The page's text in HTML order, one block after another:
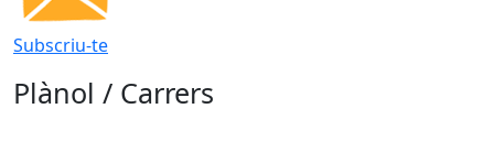
Subscriu-te
Plànol / Carrers